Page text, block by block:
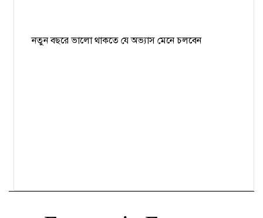
নতুন বছরে ভালো থাকতে যে অভ্যাস মেনে চলবেন